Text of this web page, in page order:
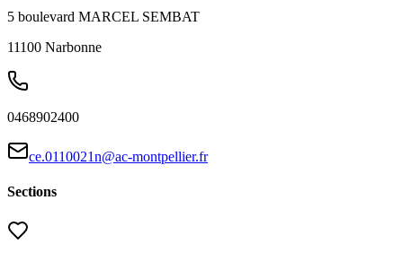
5 boulevard MARCEL SEMBAT
11100 Narbonne
0468902400
ce.0110021n@ac-montpellier.fr
Sections